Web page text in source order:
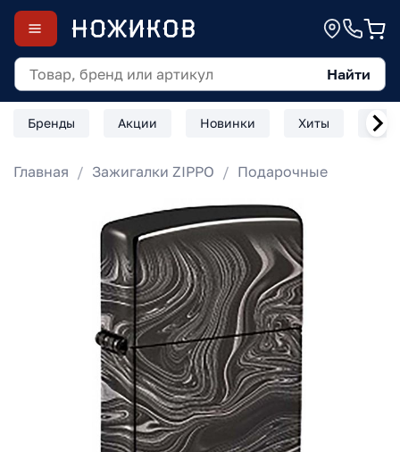
Найти
Бренды Акции Новинки Хиты
Главная Зажигалки ZIPPO Подарочные